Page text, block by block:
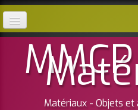
Vieux
Matériaux - Objets et